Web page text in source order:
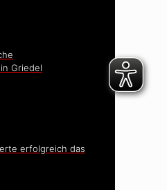
Griedel
erfolgreich das